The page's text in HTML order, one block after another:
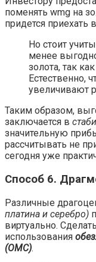
поменять wmg на
придется приехать
Но стоит
менее
золота, так
Естественно,
увеличивают
Таким образом,
заключается в
значительную
рассчитывать не
сегодня уже
Способ 6.
Различные
платина и серебро)
виртуально.
использования
(ОМС).